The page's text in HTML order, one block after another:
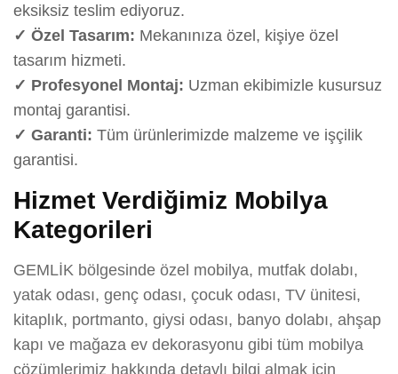
eksiksiz teslim ediyoruz.
✓ Özel Tasarım: Mekanınıza özel, kişiye özel
tasarım hizmeti.
✓ Profesyonel Montaj: Uzman ekibimizle kusursuz
montaj garantisi.
✓ Garanti: Tüm ürünlerimizde malzeme ve işçilik
garantisi.
Hizmet Verdiğimiz Mobilya
Kategorileri
GEMLİK bölgesinde özel mobilya, mutfak dolabı,
yatak odası, genç odası, çocuk odası, TV ünitesi,
kitaplık, portmanto, giysi odası, banyo dolabı, ahşap
kapı ve mağaza ev dekorasyonu gibi tüm mobilya
çözümlerimiz hakkında detaylı bilgi almak için